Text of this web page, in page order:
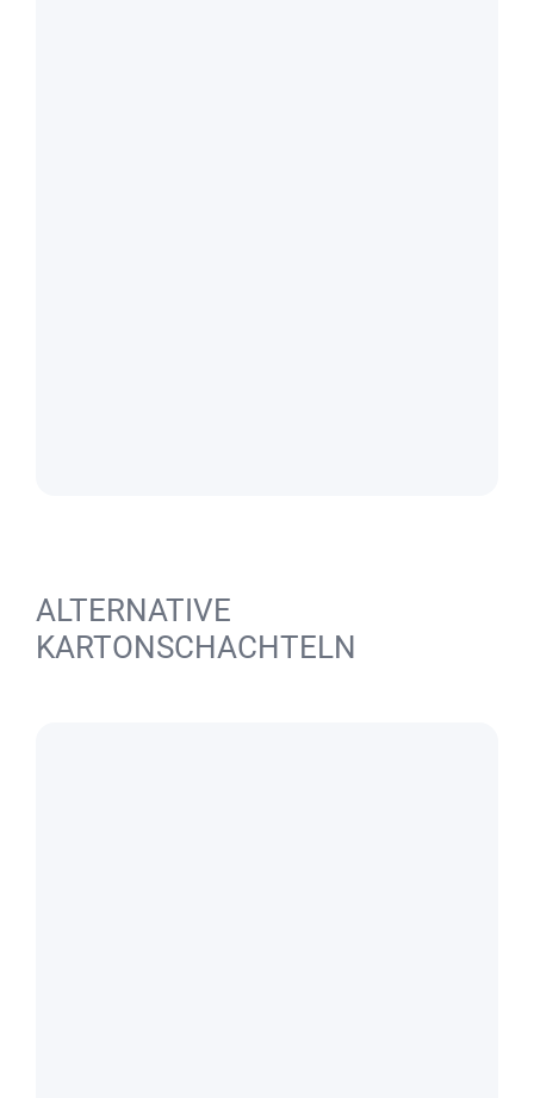
ALTERNATIVE
KARTONSCHACHTELN